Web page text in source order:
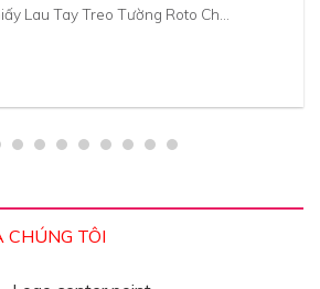
Lau Tay Treo Tường Roto Ch…
CHÚNG TÔI